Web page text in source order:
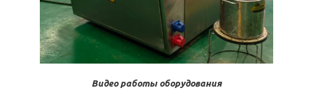
Видео работы оборудования